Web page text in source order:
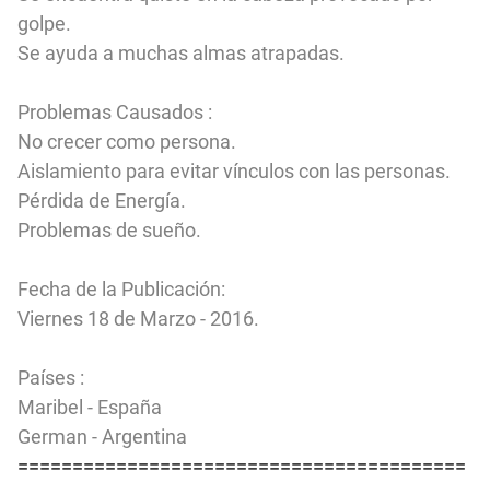
golpe.
Se ayuda a muchas almas atrapadas.
Problemas Causados :
No crecer como persona.
Aislamiento para evitar vínculos con las personas.
Pérdida de Energía.
Problemas de sueño.
Fecha de la Publicación:
Viernes 18 de Marzo - 2016.
Países :
Maribel - España
German - Argentina
=========================================